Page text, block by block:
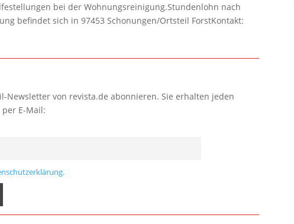
bei der Wohnungsreinigung.Stundenlohn nach
befindet sich in 97453 Schonungen/Ortsteil ForstKontakt:
Newsletter von revista.de abonnieren. Sie erhalten jeden
E-Mail: